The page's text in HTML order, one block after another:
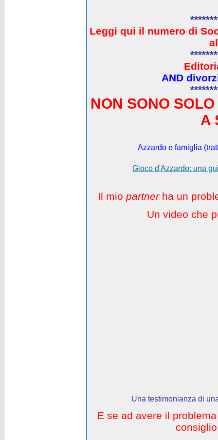
Leggi qui il numero di
AND
NON SONO
A
Azzardo e famiglia
Gioco d'Azzardo: una
Il mio partnerha un
Un video che
Una testimonianza di
E se ad avere il